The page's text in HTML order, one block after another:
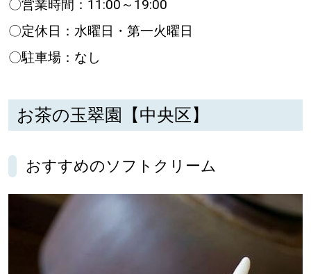
〇営業時間：11:00～19:00
〇定休日：水曜日・第一火曜日
〇駐車場：なし
お茶の玉翠園【中央区】
おすすめのソフトクリーム